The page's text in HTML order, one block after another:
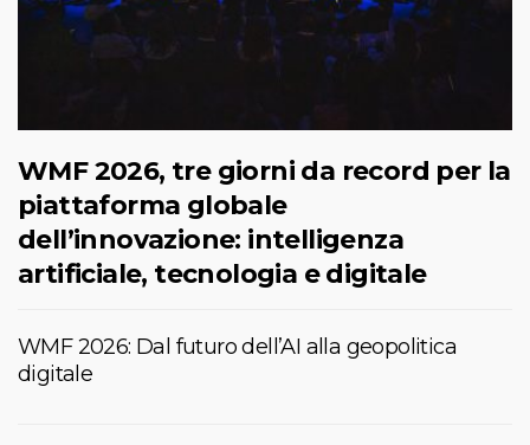
WMF 2026, tre giorni da record per la
piattaforma globale
dell’innovazione: intelligenza
artificiale, tecnologia e digitale
WMF 2026: Dal futuro dell’AI alla geopolitica
digitale